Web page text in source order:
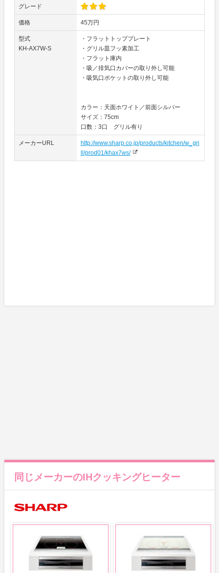
グレード
価格 45万円
型式
KH-AX7W-S
・フラットトッププレート
・グリル皿フッ素加工
・フラット庫内
・吸／排気口カバーの取り外し可能
・吸気口ポケットの取り外し可能
カラー：天面ホワイト／前面シルバー
サイズ：75cm
口数：3口 グリル有り
メーカーURL
http://www.sharp.co.jp/products/kitchen/w_gri
ll/prod01/khax7ws/
同じメーカーのIHクッキングヒーター